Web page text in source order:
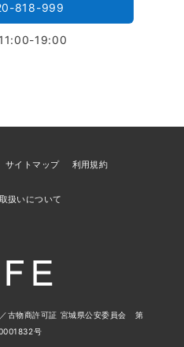
818-999
19:00
サイトマップ
利用規約
扱いについて
／古物商許可証 宮城県公安委員会 第
号